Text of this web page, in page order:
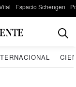
Espacio Schengen